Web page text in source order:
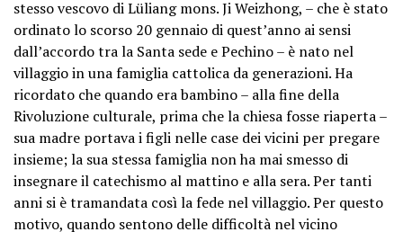
stesso vescovo di Lüliang mons. Ji Weizhong, – che è stato
ordinato lo scorso 20 gennaio di quest’anno ai sensi
dall’accordo tra la Santa sede e Pechino – è nato nel
villaggio in una famiglia cattolica da generazioni. Ha
ricordato che quando era bambino – alla fine della
Rivoluzione culturale, prima che la chiesa fosse riaperta –
sua madre portava i figli nelle case dei vicini per pregare
insieme; la sua stessa famiglia non ha mai smesso di
insegnare il catechismo al mattino e alla sera. Per tanti
anni si è tramandata così la fede nel villaggio. Per questo
motivo, quando sentono delle difficoltà nel vicino